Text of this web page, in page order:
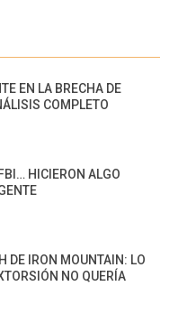
EN LA BRECHA DE
COMPLETO
HICIERON ALGO
DE IRON MOUNTAIN: LO
NO QUERÍA